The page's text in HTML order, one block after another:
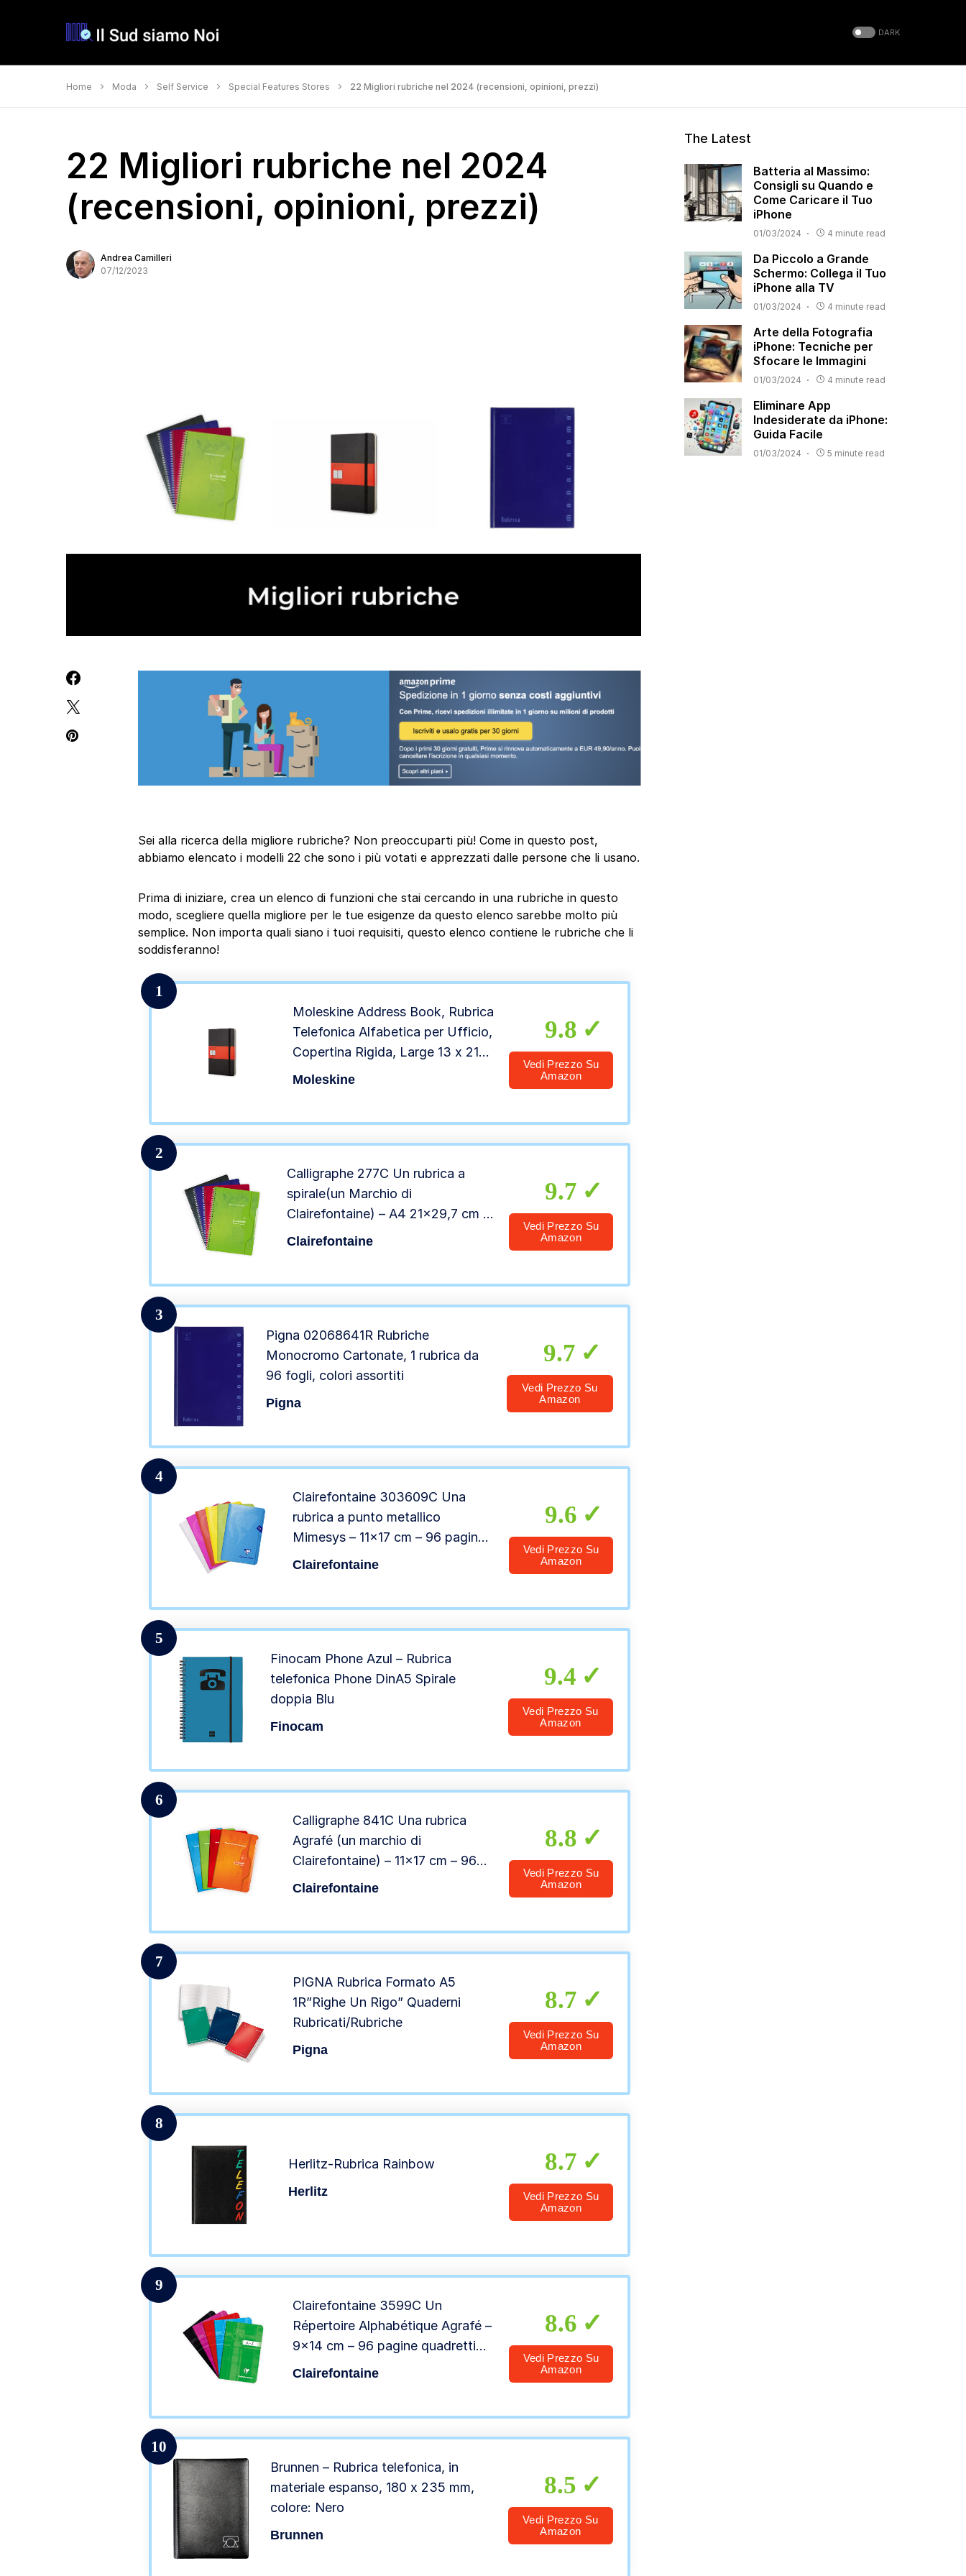
DARK
Home Moda Self Service Special Features Stores 22 Migliori rubriche nel 2024 (recensioni, opinioni, prezzi)
22 Migliori rubriche nel 2024
(recensioni, opinioni, prezzi)
Andrea Camilleri
07/12/2023
Sei alla ricerca della migliore rubriche? Non preoccuparti più! Come in questo post,
abbiamo elencato i modelli 22 che sono i più votati e apprezzati dalle persone che li usano.
Prima di iniziare, crea un elenco di funzioni che stai cercando in una rubriche in questo
modo, scegliere quella migliore per le tue esigenze da questo elenco sarebbe molto più
semplice. Non importa quali siano i tuoi requisiti, questo elenco contiene le rubriche che li
soddisferanno!
1
Moleskine Address Book, Rubrica
Telefonica Alfabetica per Ufficio,
Copertina Rigida, Large 13 x 21
cm, Colore Nero, 240 Pagine
Moleskine
9.8
Vedi Prezzo Su
Amazon
2
Calligraphe 277C Un rubrica a
spirale(un Marchio di
Clairefontaine) – A4 21×29,7 cm –
180 Pagine a quadretti piccoli –
Clairefontaine
9.7
Vedi Prezzo Su
Amazon
3
Pigna 02068641R Rubriche
Monocromo Cartonate, 1 rubrica da
96 fogli, colori assortiti
Pigna
9.7
Vedi Prezzo Su
Amazon
4
Clairefontaine 303609C Una
rubrica a punto metallico
Mimesys – 11×17 cm – 96 pagine
a quadretti piccoli – Carta bianca
Clairefontaine
9.6
Vedi Prezzo Su
Amazon
5
Finocam Phone Azul – Rubrica
telefonica Phone DinA5 Spirale
doppia Blu
Finocam
9.4
Vedi Prezzo Su
Amazon
6
Calligraphe 841C Una rubrica
Agrafé (un marchio di
Clairefontaine) – 11×17 cm – 96
pagine a quadretti piccoli – carta
Clairefontaine
8.8
Vedi Prezzo Su
Amazon
7
PIGNA Rubrica Formato A5
1R”Righe Un Rigo” Quaderni
Rubricati/Rubriche
Pigna
8.7
Vedi Prezzo Su
Amazon
8
Herlitz-Rubrica Rainbow
Herlitz
8.7
Vedi Prezzo Su
Amazon
9
Clairefontaine 3599C Un
Répertoire Alphabétique Agrafé –
9×14 cm – 96 pagine quadretti
piccoli – Carta bianca 90 g –
Clairefontaine
8.6
Vedi Prezzo Su
Amazon
10
Brunnen – Rubrica telefonica, in
materiale espanso, 180 x 235 mm,
colore: Nero
Brunnen
8.5
Vedi Prezzo Su
Amazon
The Latest
Batteria al Massimo:
Consigli su Quando e
Come Caricare il Tuo
iPhone
01/03/2024 4 minute read
Da Piccolo a Grande
Schermo: Collega il Tuo
iPhone alla TV
01/03/2024 4 minute read
Arte della Fotografia
iPhone: Tecniche per
Sfocare le Immagini
01/03/2024 4 minute read
Eliminare App
Indesiderate da iPhone:
Guida Facile
01/03/2024 5 minute read